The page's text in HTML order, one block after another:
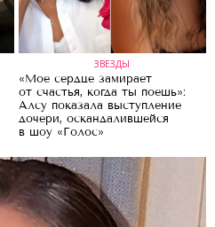
ЗВЕЗДЫ
«Мое сердце замирает
от счастья, когда ты поешь»:
Алсу показала выступление
дочери, оскандалившейся
в шоу «Голос»